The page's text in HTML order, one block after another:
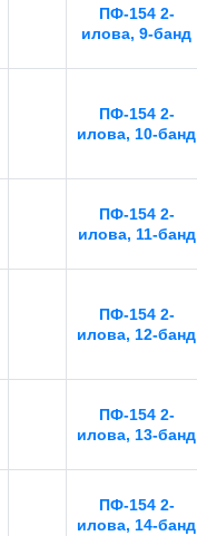
ПФ-154 2-
илова, 9-банд
ПФ-154 2-
илова, 10-банд
ПФ-154 2-
илова, 11-банд
ПФ-154 2-
илова, 12-банд
ПФ-154 2-
илова, 13-банд
ПФ-154 2-
илова, 14-банд